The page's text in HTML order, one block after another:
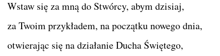
Wstaw się za mną do Stwórcy, abym dzisiaj,
za Twoim przykładem, na początku nowego dnia,
otwierając się na działanie Ducha Świętego,